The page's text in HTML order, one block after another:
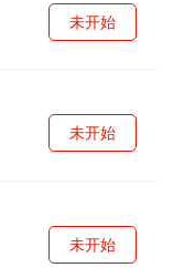
未开始
未开始
未开始